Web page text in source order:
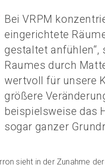
Bei VRPM
eingerichtete
gestaltet anfühlen“,
Raumes durch
wertvoll für unsere
größere
beispielsweise das
sogar ganzer
sieht in der Zunahme